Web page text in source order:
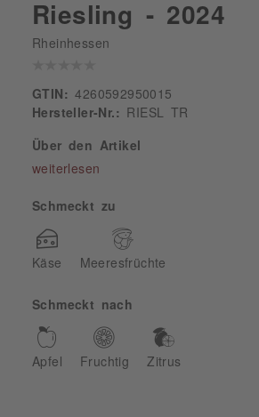
Riesling - 2024
Rheinhessen
GTIN:
4260592950015
Hersteller-Nr.:
RIESL TR
Über den Artikel
weiterlesen
Schmeckt zu
Käse Meeresfrüchte
Schmeckt nach
Apfel Fruchtig Zitrus